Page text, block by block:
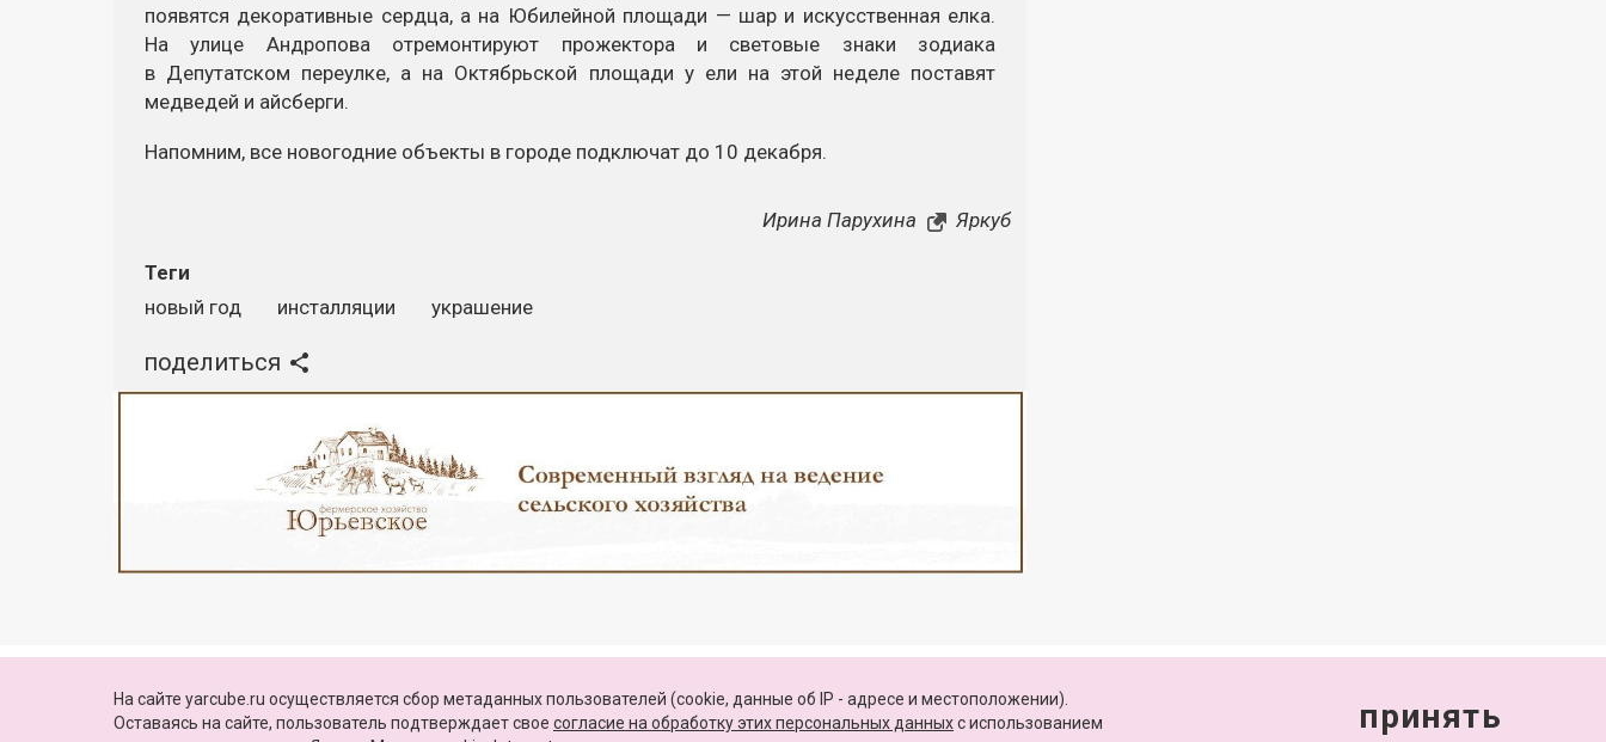
появятся декоративные сердца, а на Юбилейной площади — шар и искусственная елка.
На улице Андропова отремонтируют прожектора и световые знаки зодиака
в Депутатском переулке, а на Октябрьской площади у ели на этой неделе поставят
медведей и айсберги.
Напомним, все новогодние объекты в городе подключат до 10 декабря.
Ирина Парухина Яркуб
Теги
новый год
инсталляции украшение
поделиться
Свидетельство о регистрации СМИ:
Эл №ФС77-60775 от 25 февраля 2015 г.
выдано Роскомнадзором
На сайте yarcube.ru осуществляется сбор метаданных пользователей (cookie, данные об IP - адресе и местоположении).
Оставаясь на сайте, пользователь подтверждает свое согласие на обработку этих персональных данныхc использованием
принять